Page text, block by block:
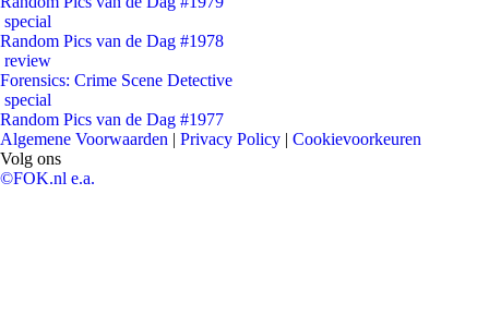
special
Random Pics van de Dag #1978
review
Forensics: Crime Scene Detective
special
Random Pics van de Dag #1977
Algemene Voorwaarden | Privacy Policy | Cookievoorkeuren
Volg ons
©FOK.nl e.a.